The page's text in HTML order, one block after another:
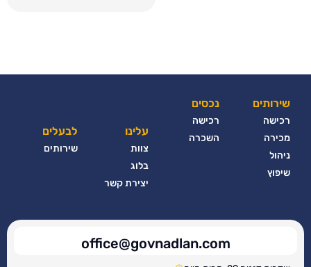
שירותים
רכישה
מכירה
ניהול
שיפוץ
נכסים
רכישה
השכרה
עלינו
צוות
בלוג
יצירת קשר
לבעלים
שירותים
office@govnadlan.com